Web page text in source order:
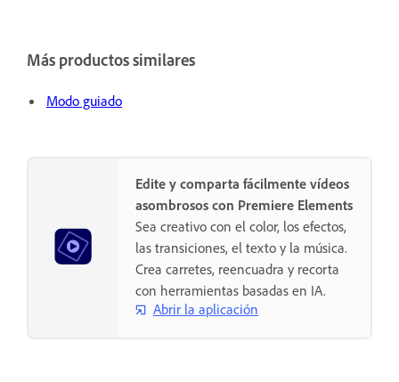
Más productos similares
Modo guiado
Edite y comparta fácilmente vídeos
asombrosos con Premiere Elements
Sea creativo con el color, los efectos,
las transiciones, el texto y la música.
Crea carretes, reencuadra y recorta
con herramientas basadas en IA.
Abrir la aplicación